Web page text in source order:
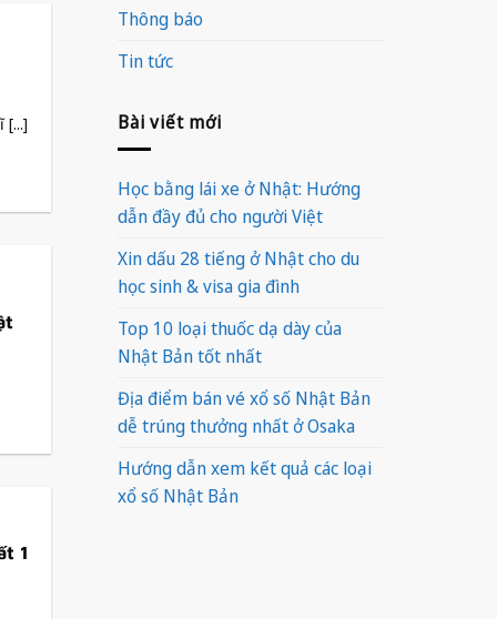
[...]
1
Thông báo
Tin tức
Bài viết mới
Học bằng lái xe ở Nhật: Hướng
dẫn đầy đủ cho người Việt
Xin dấu 28 tiếng ở Nhật cho du
học sinh & visa gia đình
Top 10 loại thuốc dạ dày của
Nhật Bản tốt nhất
Địa điểm bán vé xổ số Nhật Bản
dễ trúng thưởng nhất ở Osaka
Hướng dẫn xem kết quả các loại
xổ số Nhật Bản